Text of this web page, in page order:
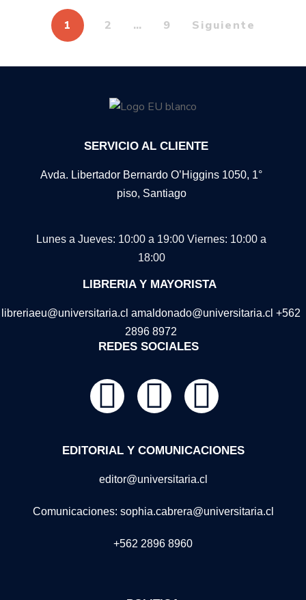
1 2 … 9 Siguiente
SERVICIO AL CLIENTE
Avda. Libertador Bernardo O’Higgins 1050, 1°
piso, Santiago
Lunes a Jueves: 10:00 a 19:00 Viernes: 10:00 a
18:00
LIBRERIA Y MAYORISTA
libreriaeu@universitaria.cl amaldonado@universitaria.cl +562
2896 8972
REDES SOCIALES
EDITORIAL Y COMUNICACIONES
editor@universitaria.cl
Comunicaciones: sophia.cabrera@universitaria.cl
+562 2896 8960